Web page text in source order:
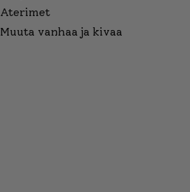
Aterimet
Muuta vanhaa ja kivaa